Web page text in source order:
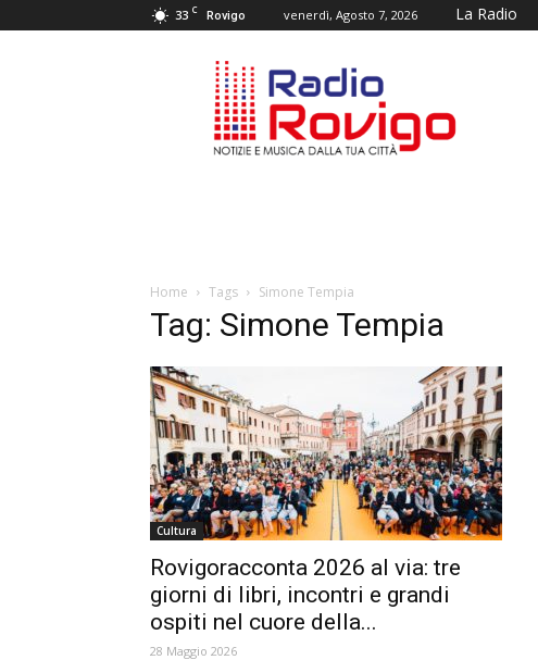
33 C Rovigo venerdì, Agosto 7, 2026 La Radio
RADIO
ROVIGO
Home Tags Simone Tempia
Tag: Simone Tempia
Cultura
Rovigoracconta 2026 al via: tre
giorni di libri, incontri e grandi
ospiti nel cuore della...
28 Maggio 2026